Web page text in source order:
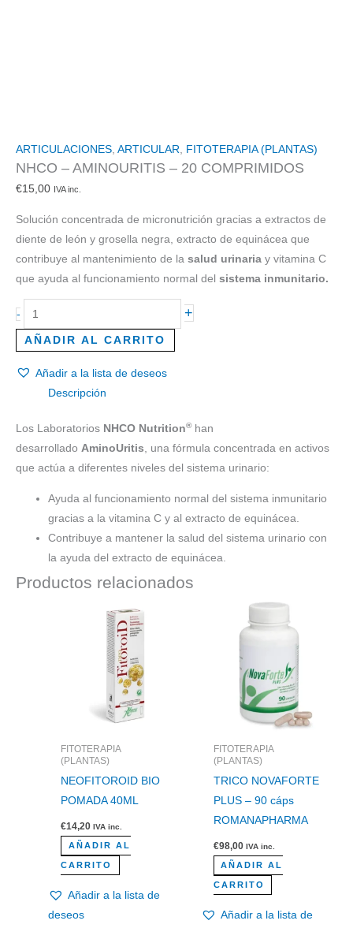
ARTICULACIONES, ARTICULAR, FITOTERAPIA (PLANTAS)
NHCO – AMINOURITIS – 20 COMPRIMIDOS
€15,00 IVA inc.
Solución concentrada de micronutrición gracias a extractos de
diente de león y grosella negra, extracto de equinácea que
contribuye al mantenimiento de la salud urinaria y vitamina C
que ayuda al funcionamiento normal del sistema inmunitario.
- +
AÑADIR AL CARRITO
Añadir a la lista de deseos
Descripción
Los Laboratorios NHCO Nutrition® han
desarrollado AminoUritis, una fórmula concentrada en activos
que actúa a diferentes niveles del sistema urinario:
Ayuda al funcionamiento normal del sistema inmunitario
gracias a la vitamina C y al extracto de equinácea.
Contribuye a mantener la salud del sistema urinario con
la ayuda del extracto de equinácea.
Productos relacionados
FITOTERAPIA
(PLANTAS)
NEOFITOROID BIO
POMADA 40ML
€14,20 IVA inc.
AÑADIR AL
CARRITO
Añadir a la lista de
deseos
FITOTERAPIA
(PLANTAS)
TRICO NOVAFORTE
PLUS – 90 cáps
ROMANAPHARMA
€98,00 IVA inc.
AÑADIR AL
CARRITO
Añadir a la lista de